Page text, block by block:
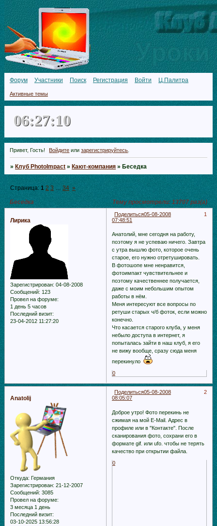
Форум Участники Поиск Регистрация Войти Ц.Палитра
Активные темы
06:27:12
Привет, Гость! Войдите илизарегистрируйтесь
»Клуб PhotoImpact »Кают-компания »Беседка
Беседка Тему просмотрели:13707раз(а)
Страница:1 2 3 … 34 »
Поделиться 1
05-08-2008
07:48:51
Лирика
Зарегистрирован: 04-08-2008
Сообщений: 123
Провел на форуме:
1 день 5 часов
Последний визит:
23-04-2012 11:27:20
Анатолий, мне сегодня на работу,
поэтому я не успеваю ничего. Завтра
с утра вышлю фото, которое очень
старое, его нужно отретушировать.
В фотошопе мне ненравится,
фотоимпакт чувствительнее и
поэтому качественнее получается,
даже с моим небольшим опытом
работы в нём.
Меня интересуют все вопросы по
ретуши старых ч/б фоток, если можно
конечно.
Что касается старого клуба, у меня
небыло доступа в интернет, я
попыталась зайти в наш клуб, я его
не вижу вообще, сразу сюда меня
перекинуло
0
Поделиться 2
05-08-2008
08:05:07
Anatolij
Откуда: Германия
Зарегистрирован: 21-12-2007
Сообщений: 3085
Провел на форуме:
3 месяца 1 день
Последний визит:
03-10-2025 13:56:28
Доброе утро! Фото перекинь не
сжимая на мой E-Mail. Адрес в
профиле или в "Контакте". После
сканирования фото, сохрани его в
формате gif. или ufo. чтобы не терять
качество при открытии файла.
0